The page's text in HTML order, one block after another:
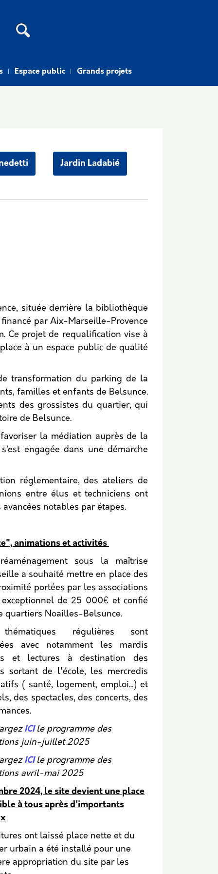
Recherche
Espace public Grands projets
Jardin Ladabié
située derrière la bibliothèque
par Aix-Marseille-Provence
Ce projet de requalification vise à
à un espace public de qualité
transformation du parking de la
familles et enfants de Belsunce.
des grossistes du quartier, qui
de Belsunce.
la médiation auprès de la
engagée dans une démarche
réglementaire, des ateliers de
entre élus et techniciens ont
notables par étapes.
animations et activités
sous la maîtrise
a souhaité mettre en place des
portées par les associations
de 25 000€ et confié
quartiers Noailles-Belsunce.
régulières sont
avec notamment les mardis
et lectures à destination des
sortant de l'école, les mercredis
( santé, logement, emploi...) et
des spectacles, des concerts, des
ICI le programme des
juin-juillet 2025
ICI le programme des
avril-mai 2025
2024, le site devient une place
à tous après d'importants
ont laissé place nette et du
urbain a été installé pour une
appropriation du site par les